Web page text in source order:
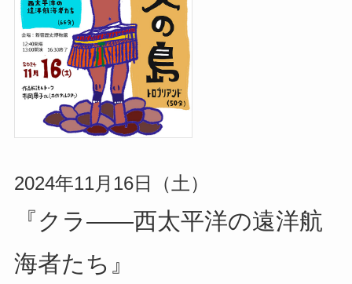
2024年11月16日（土）
『クラ——西太平洋の遠洋航
海者たち』